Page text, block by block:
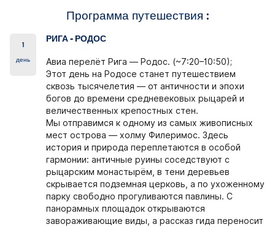
Программа путешествия :
1
день
РИГА - РОДОС
Авиа перелёт Рига — Родос. (~7:20–10:50);
Этот день на Родосе станет путешествием
сквозь тысячелетия — от античности и эпохи
богов до времени средневековых рыцарей и
величественных крепостных стен.
Мы отправимся к одному из самых живописных
мест острова — холму Филеримос. Здесь
история и природа переплетаются в особой
гармонии: античные руины соседствуют с
рыцарским монастырём, в тени деревьев
скрывается подземная церковь, а по ухоженному
парку свободно прогуливаются павлины. С
панорамных площадок открываются
завораживающие виды, а рассказ гида переносит